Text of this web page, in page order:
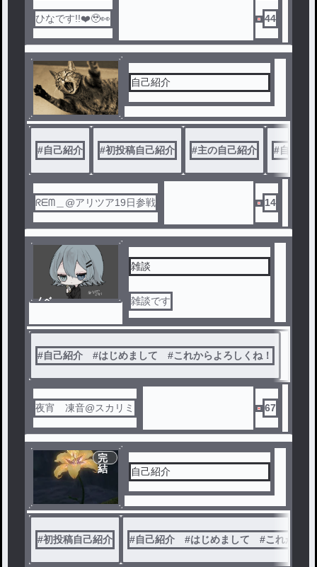
ひなです!!❤️🥹👀 44
自己紹介
#自己紹介 #初投稿自己紹介 #主の自己紹介 #自己紹
ᖇᗴᗰ＿@アリツア19日参戦 14
ノベ
雑談
雑談です
#自己紹介 #はじめまして #これからよろしくね！
夜宵 凍音@スカリミ 67
完
結
自己紹介
#初投稿自己紹介 #自己紹介 #はじめまして #これからよ